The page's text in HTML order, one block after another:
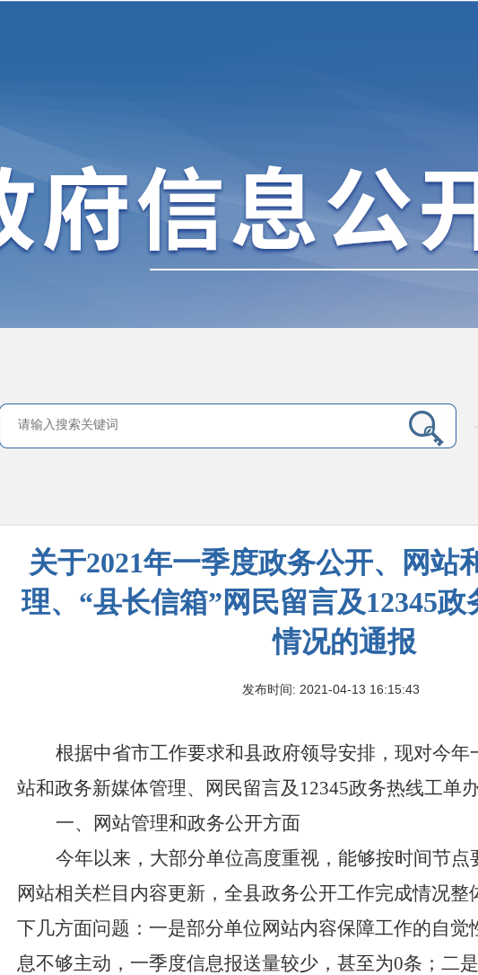
关于2021年一季度政务公开、网站
理、“县长信箱”网民留言及12345
情况的通报
发布时间: 2021-04-13 16:15:43
根据中省市工作要求和县政府领导安排，现对今年
站和政务新媒体管理、网民留言及 12345政务热线工单
一、网站管理和政务公开方面
今年以来，大部分单位高度重视，能够按时间节点
网站相关栏目内容更新，全县政务公开工作完成情况整
下几方面问题：一是部分单位网站内容保障工作的自觉
息不够主动，一季度信息报送量较少，甚至为0条；二